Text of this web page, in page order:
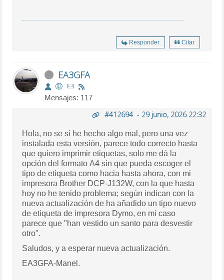
Responder Citar
EA3GFA
Mensajes: 117
#412694- 29 junio, 2026 22:32
Hola, no se si he hecho algo mal, pero una vez
instalada esta versión, parece todo correcto hasta
que quiero imprimir etiquetas, solo me dá la
opción del formato A4 sin que pueda escoger el
tipo de etiqueta como hacia hasta ahora, con mi
impresora Brother DCP-J132W, con la que hasta
hoy no he tenido problema; según indican con la
nueva actualización de ha añadido un tipo nuevo
de etiqueta de impresora Dymo, en mi caso
parece que "han vestido un santo para desvestir
otro".
Saludos, y a esperar nueva actualización.
EA3GFA-Manel.